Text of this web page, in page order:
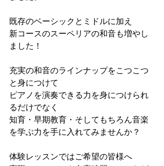
既存のベーシックとミドルに加え
新コースのスーペリアの和音も増やし
ました！
充実の和音のラインナップをこつこつ
と身につけて
ピアノを演奏できる力を身につけられ
るだけでなく
知育・早期教育・そしてもちろん音楽
を学ぶ力を手に入れてみませんか？
体験レッスンではご希望の皆様へ